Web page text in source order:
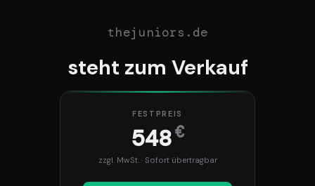
thejuniors.de
steht zum Verkauf
FESTPREIS
548€
zzgl. MwSt. · Sofort übertragbar